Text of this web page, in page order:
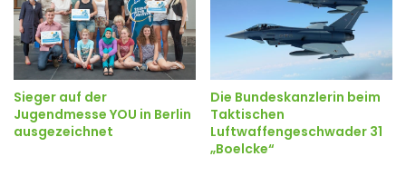
Sieger auf der
Jugendmesse YOU in Berlin
ausgezeichnet
Die Bundeskanzlerin beim
Taktischen
Luftwaffengeschwader 31
„Boelcke“